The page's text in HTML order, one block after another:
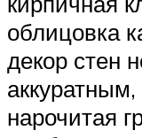
облицовка
декор стен
нарочитая